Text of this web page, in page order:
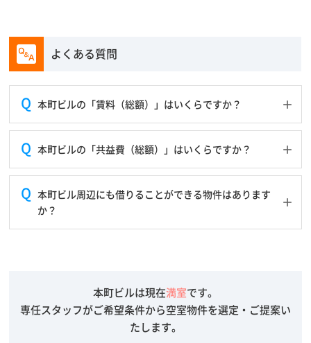
よくある質問
本町ビルの「賃料（総額）」はいくらですか？
本町ビルの「共益費（総額）」はいくらですか？
本町ビル周辺にも借りることができる物件はあります
か？
本町ビルは現在満室です。
専任スタッフがご希望条件から空室物件を選定・ご提案い
たします。